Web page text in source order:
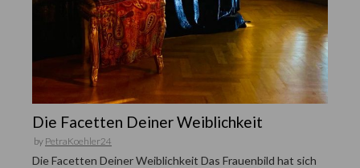
Die Facetten Deiner Weiblichkeit
by PetraKoehler24
Die Facetten Deiner Weiblichkeit Das Frauenbild hat sich